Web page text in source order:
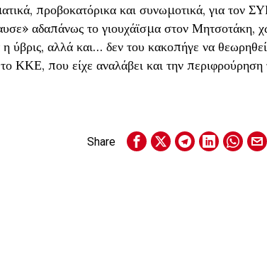
προβοκατόρικα και συνωμοτικά, για τον
αδαπάνως το γιουχάϊσμα στον Μητσοτάκη,
ύβρις, αλλά και… δεν του κακοπήγε να
ΚΚΕ, που είχε αναλάβει και την περιφρούρηση
Share